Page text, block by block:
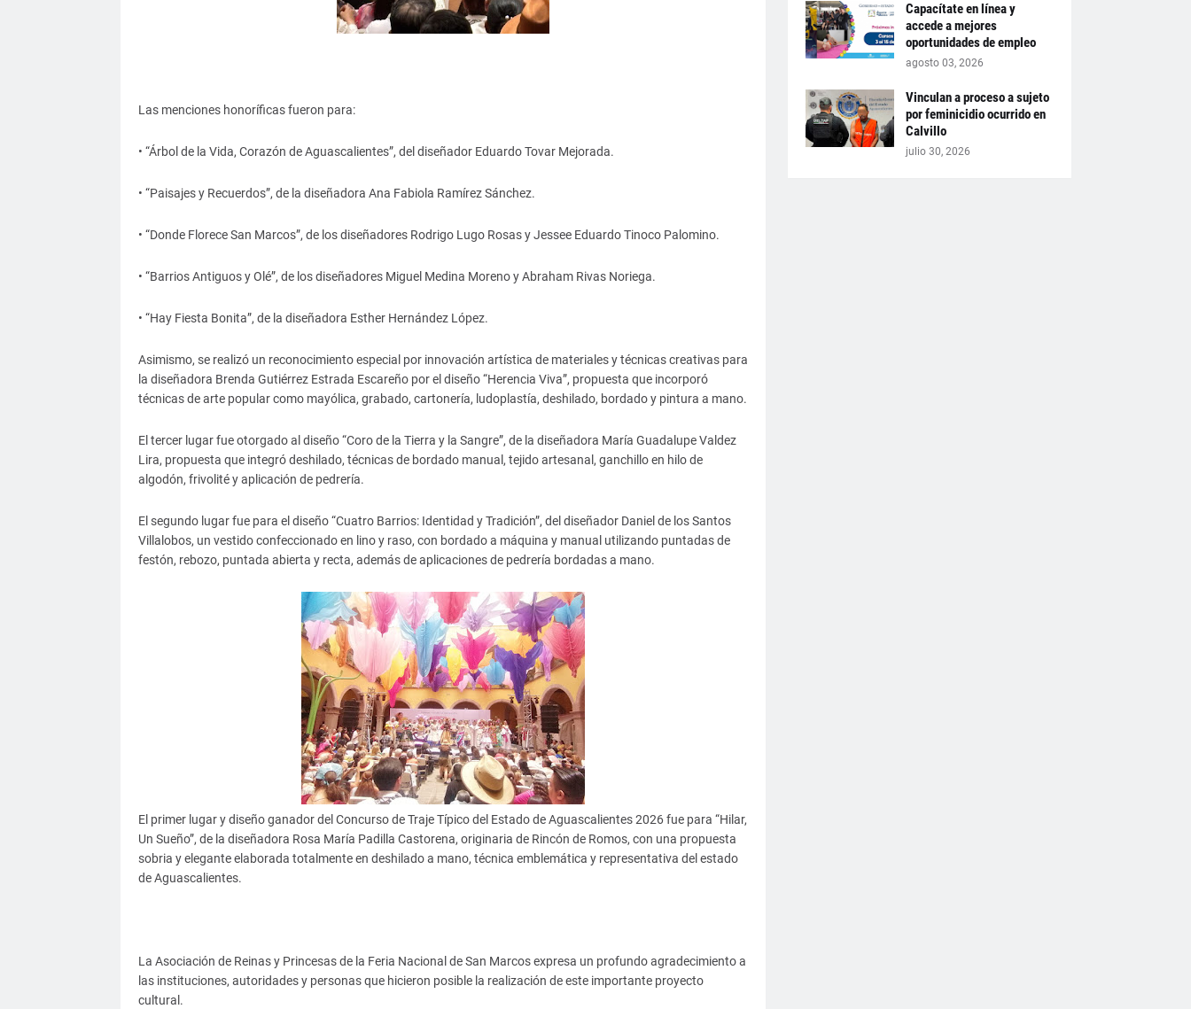
Las menciones honoríficas fueron para:
• “Árbol de la Vida, Corazón de Aguascalientes”, del diseñador Eduardo Tovar Mejorada.
• “Paisajes y Recuerdos”, de la diseñadora Ana Fabiola Ramírez Sánchez.
• “Donde Florece San Marcos”, de los diseñadores Rodrigo Lugo Rosas y Jessee Eduardo Tinoco Palomino.
• “Barrios Antiguos y Olé”, de los diseñadores Miguel Medina Moreno y Abraham Rivas Noriega.
• “Hay Fiesta Bonita”, de la diseñadora Esther Hernández López.
Asimismo, se realizó un reconocimiento especial por innovación artística de materiales y técnicas creativas para
la diseñadora Brenda Gutiérrez Estrada Escareño por el diseño “Herencia Viva”, propuesta que incorporó
técnicas de arte popular como mayólica, grabado, cartonería, ludoplastía, deshilado, bordado y pintura a mano.
El tercer lugar fue otorgado al diseño “Coro de la Tierra y la Sangre”, de la diseñadora María Guadalupe Valdez
Lira, propuesta que integró deshilado, técnicas de bordado manual, tejido artesanal, ganchillo en hilo de
algodón, frivolité y aplicación de pedrería.
El segundo lugar fue para el diseño “Cuatro Barrios: Identidad y Tradición”, del diseñador Daniel de los Santos
Villalobos, un vestido confeccionado en lino y raso, con bordado a máquina y manual utilizando puntadas de
festón, rebozo, puntada abierta y recta, además de aplicaciones de pedrería bordadas a mano.
El primer lugar y diseño ganador del Concurso de Traje Típico del Estado de Aguascalientes 2026 fue para “Hilar,
Un Sueño”, de la diseñadora Rosa María Padilla Castorena, originaria de Rincón de Romos, con una propuesta
sobria y elegante elaborada totalmente en deshilado a mano, técnica emblemática y representativa del estado
de Aguascalientes.
La Asociación de Reinas y Princesas de la Feria Nacional de San Marcos expresa un profundo agradecimiento a
las instituciones, autoridades y personas que hicieron posible la realización de este importante proyecto
cultural.
Capacítate en línea y
accede a mejores
oportunidades de empleo
agosto 03, 2026
Vinculan a proceso a sujeto
por feminicidio ocurrido en
Calvillo
julio 30, 2026